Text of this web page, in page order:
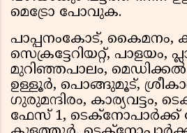
മെട്രോ പോവുക.
പാപ്പനംകോട്, കൈമനം,
സെക്രട്ടേറിയറ്റ്, പാളയം,
മുറിഞ്ഞപാലം,
ഉള്ളൂർ, പൊങ്ങുമൂട്,
ഗുരുമന്ദിരം, കാര്യവട്ടം,
ഫേസ് 1, ടെക്നോപാർക്ക്